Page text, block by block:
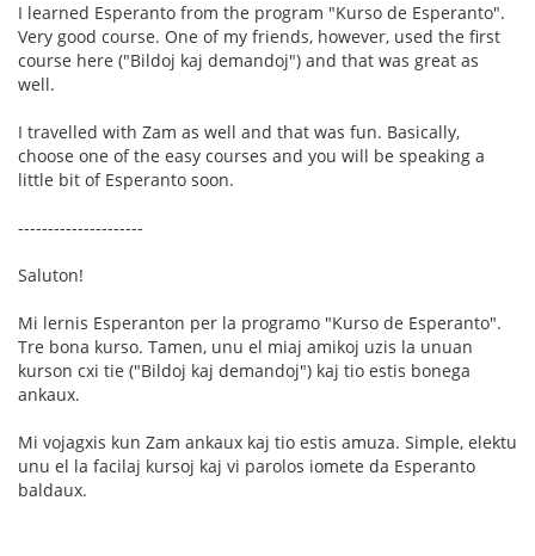
I learned Esperanto from the program "Kurso de Esperanto".
Very good course. One of my friends, however, used the first
course here ("Bildoj kaj demandoj") and that was great as
well.
I travelled with Zam as well and that was fun. Basically,
choose one of the easy courses and you will be speaking a
little bit of Esperanto soon.
---------------------
Saluton!
Mi lernis Esperanton per la programo "Kurso de Esperanto".
Tre bona kurso. Tamen, unu el miaj amikoj uzis la unuan
kurson cxi tie ("Bildoj kaj demandoj") kaj tio estis bonega
ankaux.
Mi vojagxis kun Zam ankaux kaj tio estis amuza. Simple, elektu
unu el la facilaj kursoj kaj vi parolos iomete da Esperanto
baldaux.